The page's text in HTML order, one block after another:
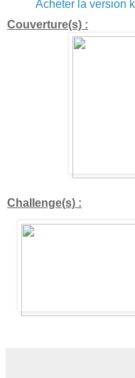
Acheter la version
Couverture(s) :
Challenge(s) :